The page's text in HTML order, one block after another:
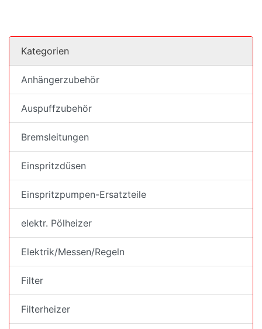
Kategorien
Anhängerzubehör
Auspuffzubehör
Bremsleitungen
Einspritzdüsen
Einspritzpumpen-Ersatzteile
elektr. Pölheizer
Elektrik/Messen/Regeln
Filter
Filterheizer